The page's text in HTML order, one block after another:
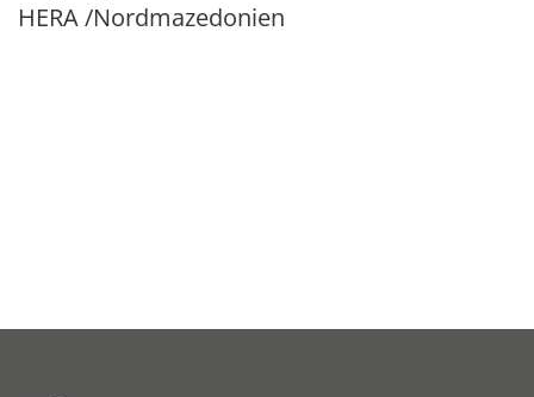
HERA /Nordmazedonien